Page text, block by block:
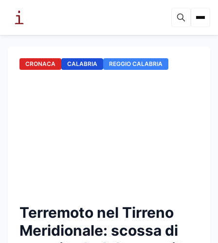
CRONACA CALABRIA REGGIO CALABRIA
Terremoto nel Tirreno
Meridionale: scossa di